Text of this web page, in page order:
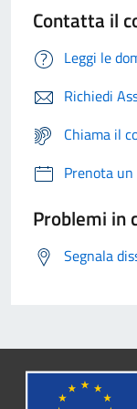
Contatta il
Leggi le
Richiedi
Chiama il
Prenota
Problemi in
Segnala